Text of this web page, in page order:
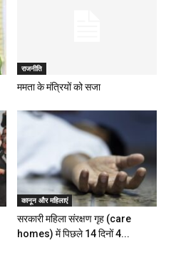
राजनीति
ममता के मंत्रियों को सजा
कानून और महिलाएं
सरकारी महिला संरक्षण गृह (care
homes) में पिछले 14 दिनों 4...